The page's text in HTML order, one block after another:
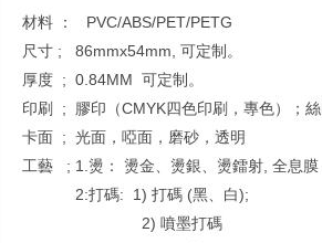
材料 ： PVC/ABS/PET/PETG
尺寸 ; 86mmx54mm, 可定制。
厚度 ; 0.84MM 可定制。
印刷 ; 膠印（CMYK四色印刷，專色）；
卡面 ; 光面，啞面，磨砂，透明
工藝 ; 1.燙： 燙金、燙銀、燙鐳射, 全息膜
2:打碼: 1) 打碼 (黑、白);
2) 噴墨打碼